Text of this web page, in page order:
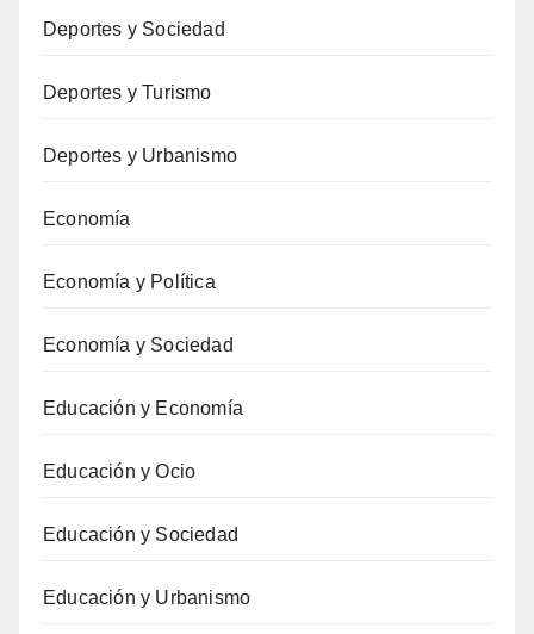
Deportes y Sociedad
Deportes y Turismo
Deportes y Urbanismo
Economía
Economía y Política
Economía y Sociedad
Educación y Economía
Educación y Ocio
Educación y Sociedad
Educación y Urbanismo